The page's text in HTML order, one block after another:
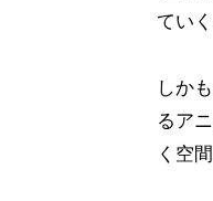
ていく
しか
るア
く空